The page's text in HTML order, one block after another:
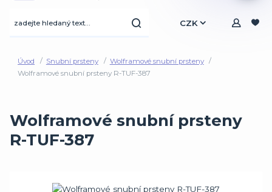
CZK
Úvod Snubní prsteny
Wolframové snubní prsteny
Wolframové snubní prsteny R-TUF-387
Wolframové snubní prsteny
R-TUF-387